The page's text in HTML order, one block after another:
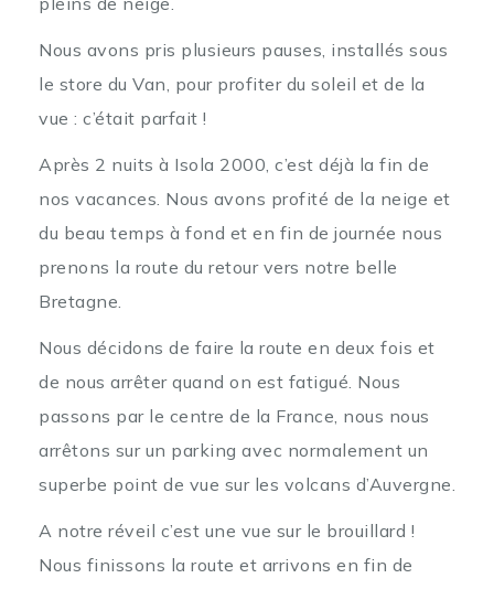
Nous avons pris plusieurs pauses, installés sous
le store du Van, pour profiter du soleil et de la
vue : c’était parfait !
Après 2 nuits à Isola 2000, c’est déjà la fin de
nos vacances. Nous avons profité de la neige et
du beau temps à fond et en fin de journée nous
prenons la route du retour vers notre belle
Bretagne.
Nous décidons de faire la route en deux fois et
de nous arrêter quand on est fatigué. Nous
passons par le centre de la France, nous nous
arrêtons sur un parking avec normalement un
superbe point de vue sur les volcans d’Auvergne.
A notre réveil c’est une vue sur le brouillard !
Nous finissons la route et arrivons en fin de